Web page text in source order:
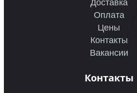
Оплата
Цены
Контакты
Вакансии
Контакты